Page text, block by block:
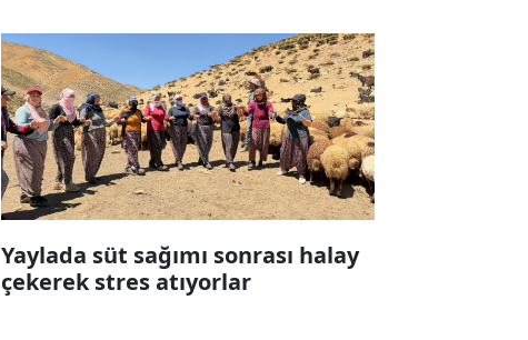
Yaylada süt sağımı sonrası halay
çekerek stres atıyorlar